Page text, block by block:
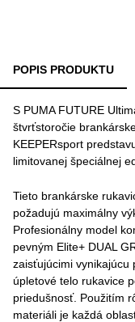
POPIS PRODUKTU
S PUMA FUTURE
štvrťstoročie
KEEPERsport
limitovanej špeciálnej
Tieto brankárske
požadujú maximálny
Profesionálny model
pevným Elite+ DUAL
zaisťujúcimi vynikajúcu
úpletové telo rukavice
priedušnosť. Použitím
materiáli je každá